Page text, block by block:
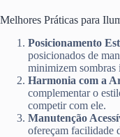
Melhores Práticas para
Posicionamento
posicionados de
minimizem sombras
Harmonia com a
complementar o
competir com ele.
Manutenção
ofereçam facilidade